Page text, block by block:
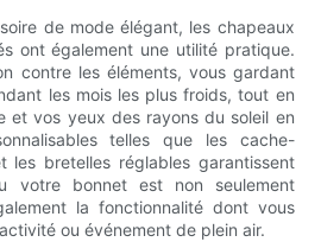
de mode élégant, les chapeaux
ont également une utilité pratique.
contre les éléments, vous gardant
les mois les plus froids, tout en
et vos yeux des rayons du soleil en
telles que les cache-
les bretelles réglables garantissent
votre bonnet est non seulement
la fonctionnalité dont vous
ou événement de plein air.